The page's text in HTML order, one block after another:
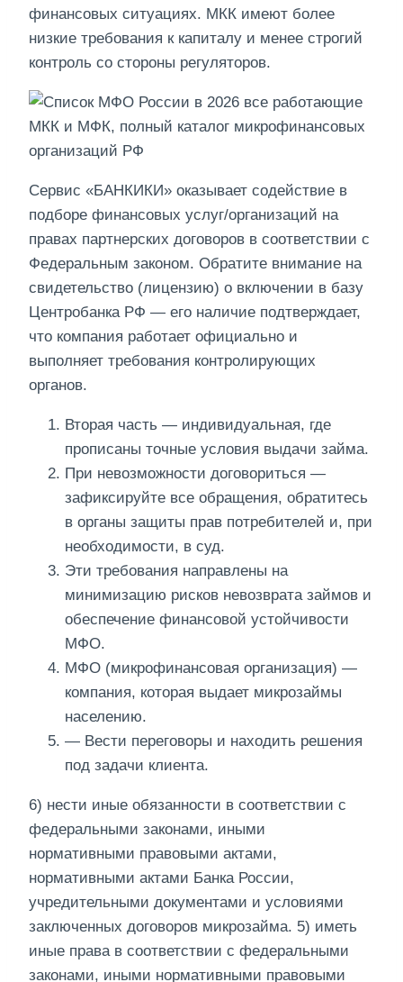
финансовых ситуациях. МКК имеют более
низкие требования к капиталу и менее строгий
контроль со стороны регуляторов.
Сервис «БАНКИКИ» оказывает содействие в
подборе финансовых услуг/организаций на
правах партнерских договоров в соответствии с
Федеральным законом. Обратите внимание на
свидетельство (лицензию) о включении в базу
Центробанка РФ — его наличие подтверждает,
что компания работает официально и
выполняет требования контролирующих
органов.
Вторая часть — индивидуальная, где
прописаны точные условия выдачи займа.
При невозможности договориться —
зафиксируйте все обращения, обратитесь
в органы защиты прав потребителей и, при
необходимости, в суд.
Эти требования направлены на
минимизацию рисков невозврата займов и
обеспечение финансовой устойчивости
МФО.
МФО (микрофинансовая организация) —
компания, которая выдает микрозаймы
населению.
— Вести переговоры и находить решения
под задачи клиента.
6) нести иные обязанности в соответствии с
федеральными законами, иными
нормативными правовыми актами,
нормативными актами Банка России,
учредительными документами и условиями
заключенных договоров микрозайма. 5) иметь
иные права в соответствии с федеральными
законами, иными нормативными правовыми